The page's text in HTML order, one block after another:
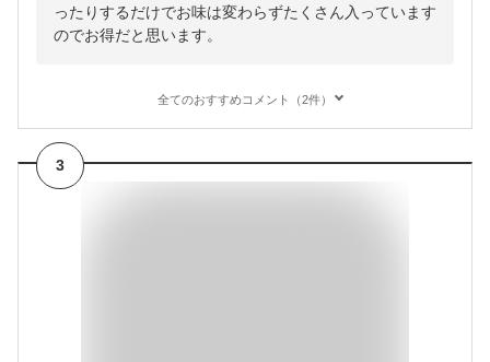
ったりするだけでお味は変わらずたくさん入っています
のでお得だと思います。
全てのおすすめコメント（2件）
3